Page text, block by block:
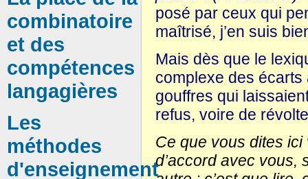
posé par ceux qui
maîtrisé, j’en suis
Mais dès que le
complexe des
gouffres qui
refus, voire de
Ce que vous dites
d’accord avec vous,
combinatoire
et des
compétences
langagières
Les
méthodes
d'enseignement